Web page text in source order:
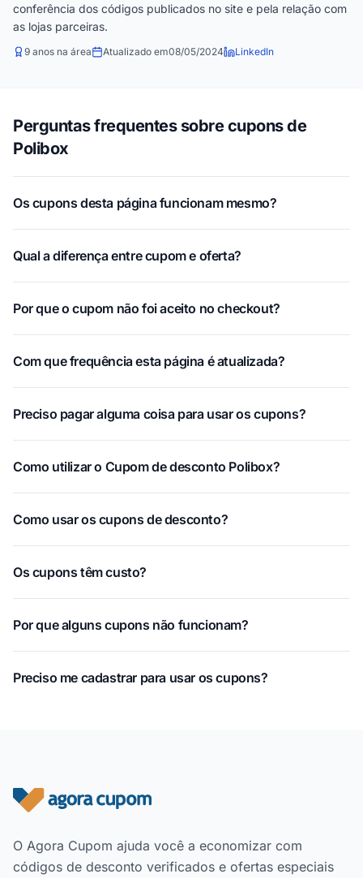
conferência dos códigos publicados no site e pela relação com
as lojas parceiras.
9 anos na área Atualizado em08/05/2024 LinkedIn
Perguntas frequentes sobre cupons de
Polibox
Os cupons desta página funcionam mesmo?
Qual a diferença entre cupom e oferta?
Por que o cupom não foi aceito no checkout?
Com que frequência esta página é atualizada?
Preciso pagar alguma coisa para usar os cupons?
Como utilizar o Cupom de desconto Polibox?
Como usar os cupons de desconto?
Os cupons têm custo?
Por que alguns cupons não funcionam?
Preciso me cadastrar para usar os cupons?
Rodapé do site
O Agora Cupom ajuda você a economizar com
códigos de desconto verificados e ofertas especiais